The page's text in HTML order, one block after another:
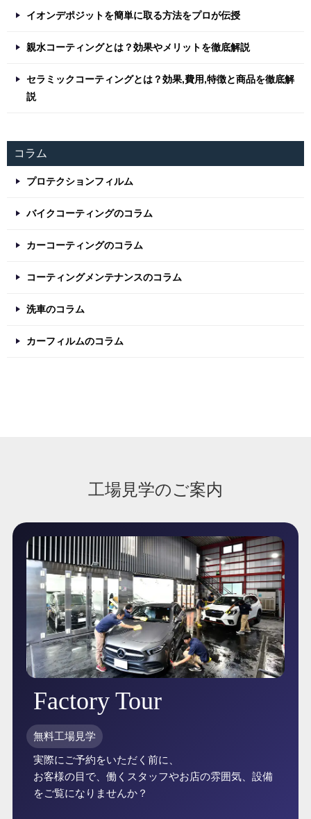
イオンデポジットを簡単に取る方法をプロが伝授
親水コーティングとは？効果やメリットを徹底解説
セラミックコーティングとは？効果,費用,特徴と商品を徹底解
説
コラム
プロテクションフィルム
バイクコーティングのコラム
カーコーティングのコラム
コーティングメンテナンスのコラム
洗車のコラム
カーフィルムのコラム
工場見学のご案内
Factory Tour
無料工場見学
実際にご予約をいただく前に、
お客様の目で、働くスタッフやお店の雰囲気、設備
をご覧になりませんか？